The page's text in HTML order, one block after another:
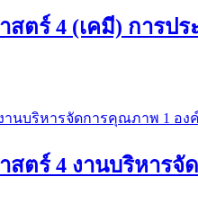
ตร์ 4 (เคมี) การป
ตร์ 4 งานบริหาร